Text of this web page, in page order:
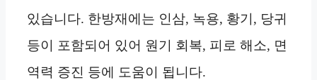
있습니다. 한방재에는 인삼, 녹용, 황기, 당귀
등이 포함되어 있어 원기 회복, 피로 해소, 면
역력 증진 등에 도움이 됩니다.